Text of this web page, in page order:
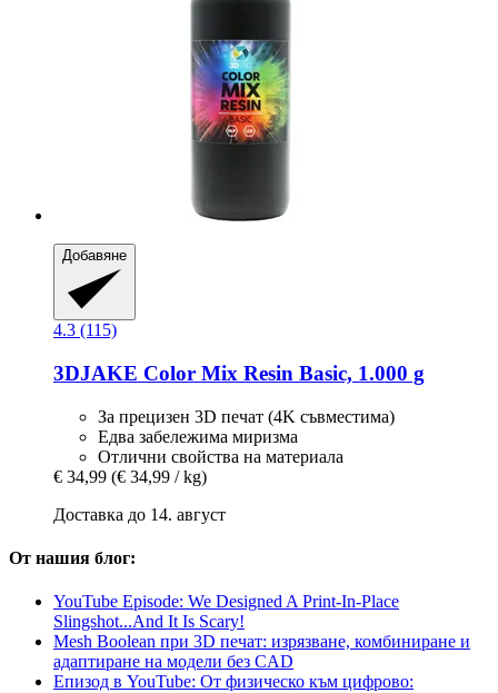
Добавяне
4.3 (115)
3DJAKE Color Mix Resin Basic, 1.000 g
За прецизен 3D печат (4K съвместима)
Едва забележима миризма
Отлични свойства на материала
€ 34,99 (€ 34,99 / kg)
Доставка до 14. август
От нашия блог:
YouTube Episode: We Designed A Print-In-Place
Slingshot...And It Is Scary!
Mesh Boolean при 3D печат: изрязване, комбиниране и
адаптиране на модели без CAD
Епизод в YouTube: От физическо към цифрово: